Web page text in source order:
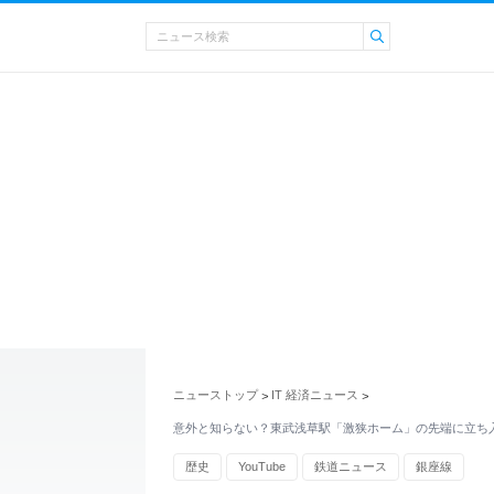
ニューストップ > IT 経済ニュース >
意外と知らない？東武浅草駅「激狭ホーム」の先端に立
歴史 YouTube 鉄道ニュース 銀座線